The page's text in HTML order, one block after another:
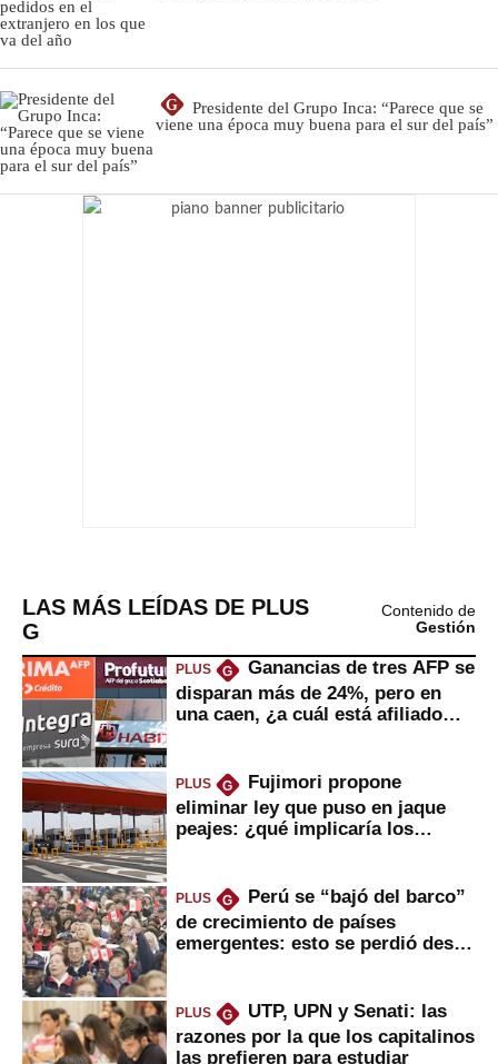
G
Presidente del Grupo Inca: “Parece que se
viene una época muy buena para el sur del país”
LAS MÁS LEÍDAS DE PLUS
G
Contenido de
Gestión
PLUS G
Ganancias de tres AFP se
disparan más de 24%, pero en
una caen, ¿a cuál está afiliado
PLUS G
Fujimori propone
eliminar ley que puso en jaque
peajes: ¿qué implicaría los
PLUS G
Perú se “bajó del barco”
de crecimiento de países
emergentes: esto se perdió desde
PLUS G
UTP, UPN y Senati: las
razones por la que los capitalinos
las prefieren para estudiar